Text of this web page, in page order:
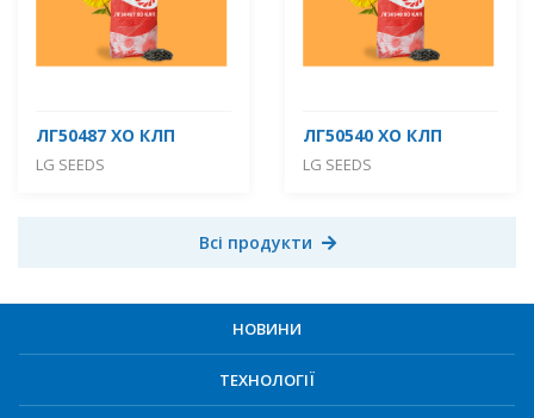
ЛГ50487 ХО КЛП
LG SEEDS
ЛГ50540 ХО КЛП
LG SEEDS
Всі продукти
НОВИНИ
ТЕХНОЛОГІЇ